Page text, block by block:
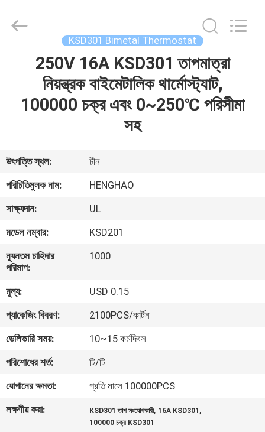
পণ্য
প্রদর্শন
আমাদের
সম্পর্কে
কারখানা
ভ্রমণ
মান
নিয়ন্ত্রণ
সাথে
যোগাযোগ
Electric
KSD301 Bimetal Thermostat
250V 16A KSD301 তাপমাত্রা
নিয়ন্ত্রক বাইমেটালিক থার্মোস্ট্যাট,
100000 চক্র এবং 0~250℃ পরিসীমা
সহ
উৎপত্তি স্থল:
চীন
পরিচিতিমুলক নাম:
HENGHAO
সাক্ষ্যদান:
UL
মডেল নম্বার:
KSD201
ন্যূনতম চাহিদার
পরিমাণ:
1000
মূল্য:
USD 0.15
প্যাকেজিং বিবরণ:
2100PCS/কার্টন
ডেলিভারি সময়:
10~15 কর্মদিবস
পরিশোধের শর্ত:
টি/টি
যোগানের ক্ষমতা:
প্রতি মাসে 100000PCS
লক্ষণীয় করা:
KSD301 তাপ সংযোগকারী, 16A KSD301 ,
100000 চক্র KSD301